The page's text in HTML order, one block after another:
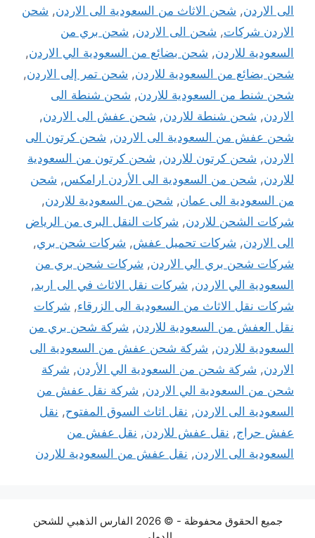
الى الاردن, شحن الاثاث من السعودية الى الاردن, شحن
الاردن شركات, شحن الى الاردن, شحن بري من
السعودية للاردن, شحن بضائع من السعودية الي الاردن,
شحن بضائع من السعودية للاردن, شحن تمر إلى الاردن,
شحن شنط من السعودية للاردن, شحن شنطة الى
الاردن, شحن شنطة للاردن, شحن عفش الى الاردن,
شحن عفش من السعودية الى الاردن, شحن كرتون الى
الاردن, شحن كرتون للاردن, شحن كرتون من السعودية
للاردن, شحن من السعودية الى الأردن ارامكس, شحن
من السعودية الى عمان, شحن من السعودية للاردن,
شركات الشحن للاردن, شركات النقل البرى من الرياض
الى الاردن, شركات تحميل عفش, شركات شحن بري,
شركات شحن بري الي الاردن, شركات شحن بري من
السعودية الي الاردن, شركات نقل الاثاث في الى اربد,
شركات نقل الاثاث من السعودية الى الزرقاء, شركات
نقل العفش من السعودية للاردن, شركة شحن بري من
السعودية للاردن, شركة شحن عفش من السعودية الى
الاردن, شركة شحن من السعودية الي الأردن, شركة
شحن من السعودية الي الاردن, شركة نقل عفش من
السعودية الى الاردن, نقل اثاث السوق المفتوح, نقل
عفش حراج, نقل عفش للاردن, نقل عفش من
السعودية الى الاردن, نقل عفش من السعودية للاردن
جميع الحقوق محفوظة - © 2026 الفارس الذهبي للشحن